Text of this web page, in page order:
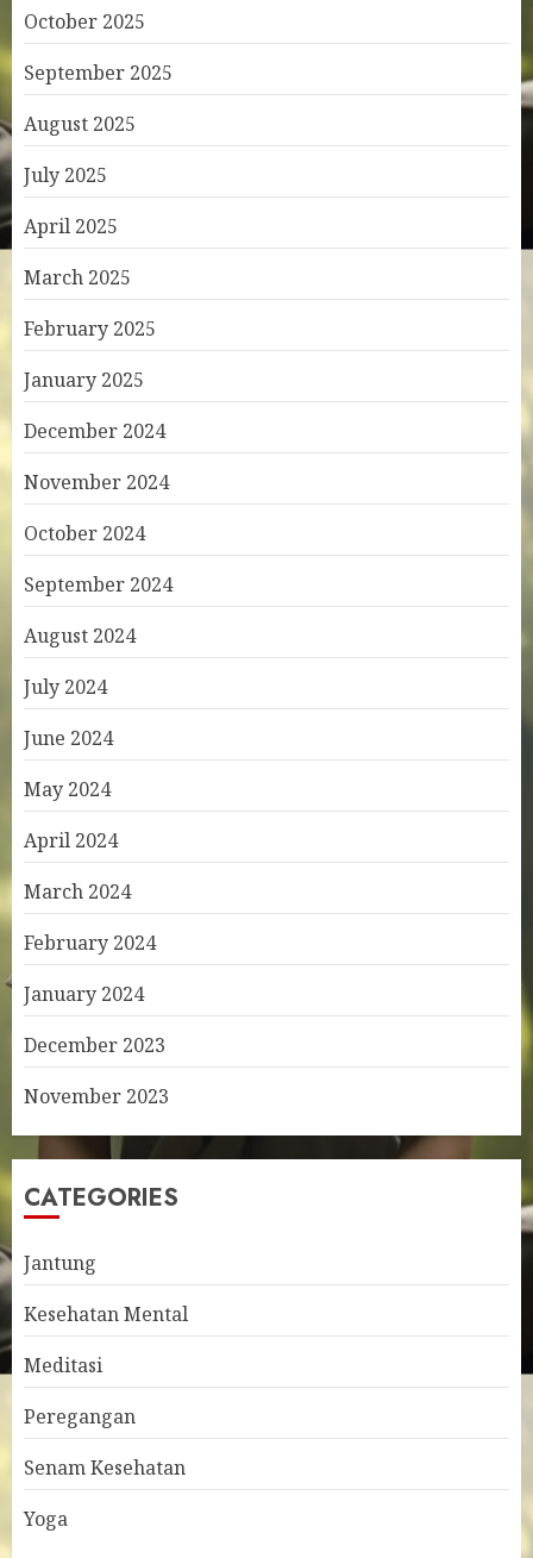
October 2025
September 2025
August 2025
July 2025
April 2025
March 2025
February 2025
January 2025
December 2024
November 2024
October 2024
September 2024
August 2024
July 2024
June 2024
May 2024
April 2024
March 2024
February 2024
January 2024
December 2023
November 2023
CATEGORIES
Jantung
Kesehatan Mental
Meditasi
Peregangan
Senam Kesehatan
Yoga